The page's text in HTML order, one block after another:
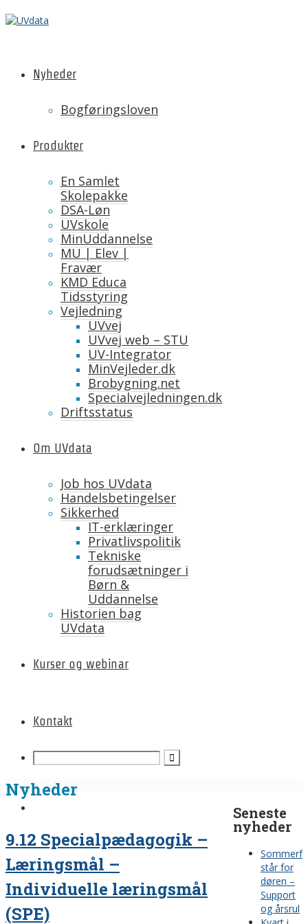
Nyheder
Bogføringsloven
Produkter
En Samlet
Skolepakke
DSA-Løn
UVskole
MinUddannelse
MU | Elev |
Fravær
KMD Educa
Tidsstyring
Vejledning
UVvej
UVvej web – STU
UV-Integrator
MinVejleder.dk
Brobygning.net
Specialvejledningen.dk
Driftsstatus
Om UVdata
Job hos UVdata
Handelsbetingelser
Sikkerhed
IT-erklæringer
Privatlivspolitik
Tekniske
forudsætninger i
Børn &
Uddannelse
Historien bag
UVdata
Kurser og webinar
Kontakt
Nyheder
9.12 Specialpædagogik –
Læringsmål –
Individuelle læringsmål
(SPE)
Seneste
nyheder
står for
døren –
Support
og årsrul